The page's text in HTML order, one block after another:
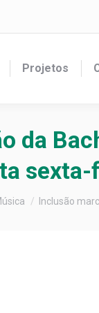
Projetos
da
aqui: Inclusão